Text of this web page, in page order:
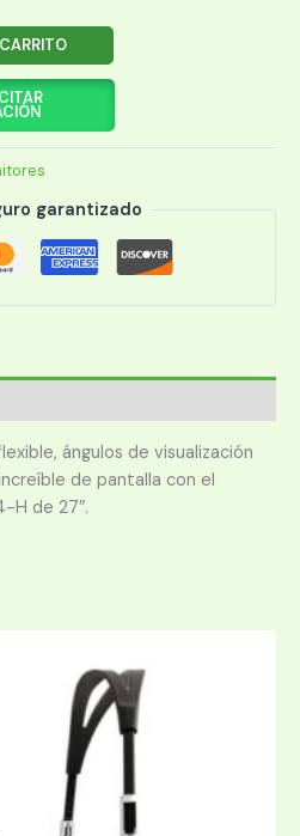
garantizado
ángulos de visualización
de pantalla con el
H de 27″.